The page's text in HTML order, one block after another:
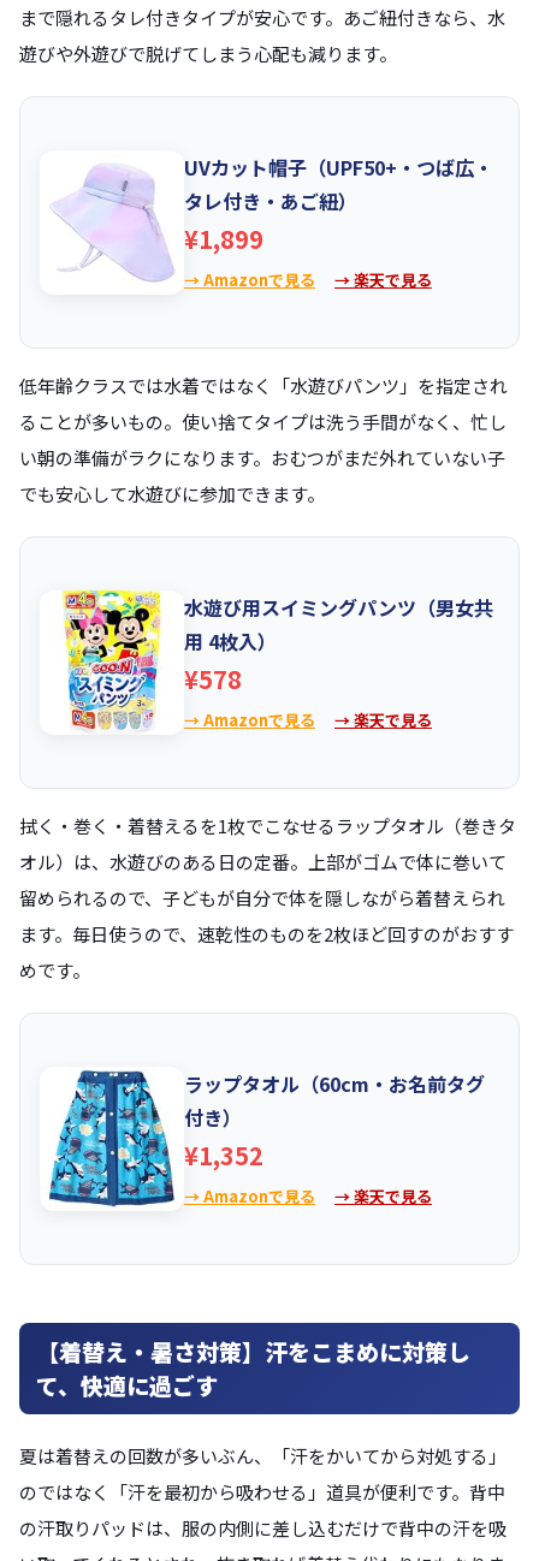
まで隠れるタレ付きタイプが安心です。あご紐付きなら、水
遊びや外遊びで脱げてしまう心配も減ります。
UVカット帽子（UPF50+・つば広・
タレ付き・あご紐）
¥1,899
→ Amazonで見る → 楽天で見る
低年齢クラスでは水着ではなく「水遊びパンツ」を指定され
ることが多いもの。使い捨てタイプは洗う手間がなく、忙し
い朝の準備がラクになります。おむつがまだ外れていない子
でも安心して水遊びに参加できます。
水遊び用スイミングパンツ（男女共
用 4枚入）
¥578
→ Amazonで見る → 楽天で見る
拭く・巻く・着替えるを1枚でこなせるラップタオル（巻きタ
オル）は、水遊びのある日の定番。上部がゴムで体に巻いて
留められるので、子どもが自分で体を隠しながら着替えられ
ます。毎日使うので、速乾性のものを2枚ほど回すのがおすす
めです。
ラップタオル（60cm・お名前タグ
付き）
¥1,352
→ Amazonで見る → 楽天で見る
【着替え・暑さ対策】汗をこまめに対策し
て、快適に過ごす
夏は着替えの回数が多いぶん、「汗をかいてから対処する」
のではなく「汗を最初から吸わせる」道具が便利です。背中
の汗取りパッドは、服の内側に差し込むだけで背中の汗を吸